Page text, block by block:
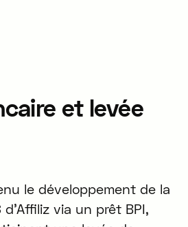
et levée
le développement de la
d'Affiliz via un prêt BPI,